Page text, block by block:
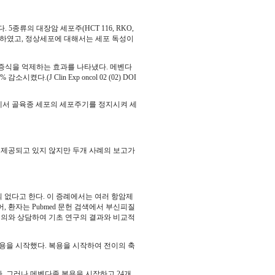
5종류의 대장암 세포주(HCT 116, RKO,
였고, 정상세포에 대해서는 세포 독성이
식을 억제하는 효과를 나타냈다. 메벤다
감소시켰다.(J Clin Exp oncol 02 (02) DOI
골육종 세포의 세포주기를 정지시켜 세
공되고 있지 않지만 두개 사례의 보고가
다고 한다. 이 증례에서는 여러 항암제
환자는 Pubmed 문헌 검색에서 부신피질
와 상담하여 기초 연구의 결과와 비교적
을 시작했다. 복용을 시작하여 전이의 축